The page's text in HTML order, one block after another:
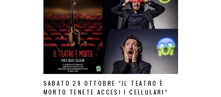
SABATO 29 OTTOBRE “IL TEATRO È
MORTO TENETE ACCESI I CELLULARI”